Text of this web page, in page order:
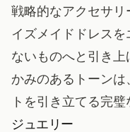
戦略的なアクセサ
イズメイドドレス
ないものへと引き
かみのあるトーン
トを引き立てる完
ジュエリー